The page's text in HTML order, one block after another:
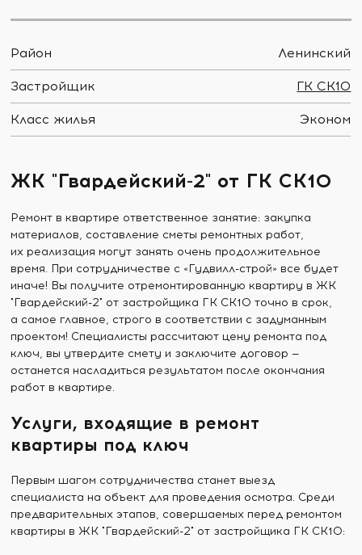
Район Ленинский
Застройщик ГК СК10
Класс жилья Эконом
ЖК "Гвардейский-2" от ГК СК10
Ремонт в квартире ответственное занятие: закупка
материалов, составление сметы ремонтных работ,
их реализация могут занять очень продолжительное
время. При сотрудничестве с «Гудвилл-строй» все будет
иначе! Вы получите отремонтированную квартиру в ЖК
"Гвардейский-2" от застройщика ГК СК10 точно в срок,
а самое главное, строго в соответствии с задуманным
проектом! Специалисты рассчитают цену ремонта под
ключ, вы утвердите смету и заключите договор —
останется насладиться результатом после окончания
работ в квартире.
Услуги, входящие в ремонт
квартиры под ключ
Первым шагом сотрудничества станет выезд
специалиста на объект для проведения осмотра. Среди
предварительных этапов, совершаемых перед ремонтом
квартиры в ЖК "Гвардейский-2" от застройщика ГК СК10: